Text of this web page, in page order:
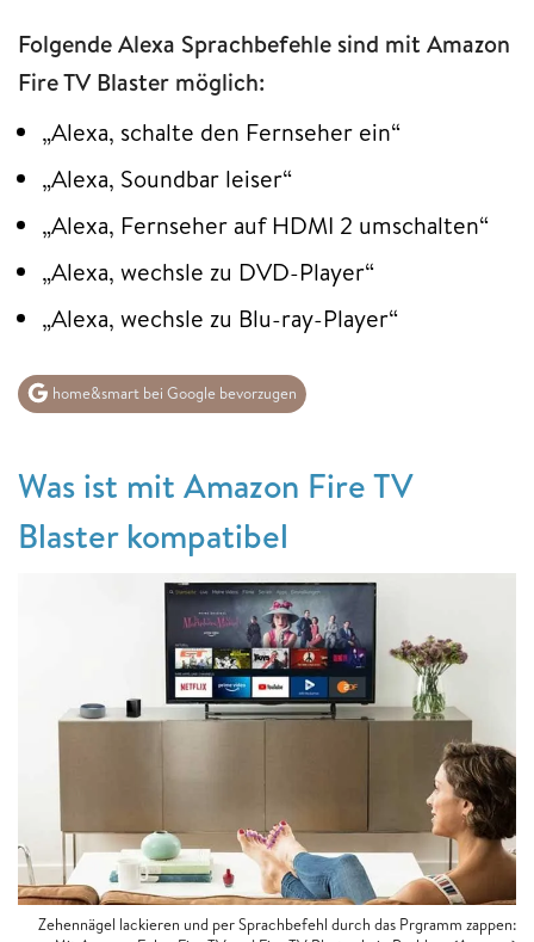
Folgende Alexa Sprachbefehle sind mit Amazon
Fire TV Blaster möglich:
„Alexa, schalte den Fernseher ein“
„Alexa, Soundbar leiser“
„Alexa, Fernseher auf HDMI 2 umschalten“
„Alexa, wechsle zu DVD-Player“
„Alexa, wechsle zu Blu-ray-Player“
home&smart bei Google bevorzugen
Was ist mit Amazon Fire TV
Blaster kompatibel
Zehennägel lackieren und per Sprachbefehl durch das Prgramm zappen: